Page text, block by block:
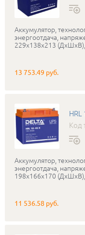
Аккумулятор,
энергоотдача,
229х138х213
13 753.49 руб.
HRL
Код
Аккумулятор,
энергоотдача,
198х166х170 (ДхШхВ),
11 536.58 руб.